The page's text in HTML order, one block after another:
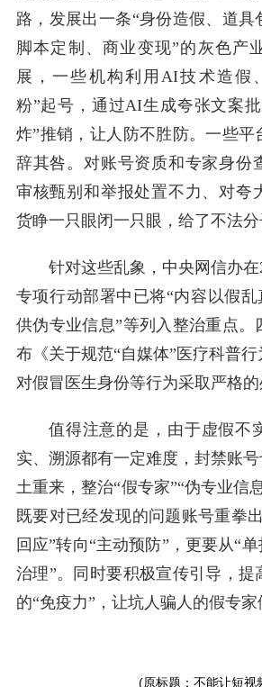
路，发展出一条“身份造假、道具
脚本定制、商业变现”的灰色产
展，一些机构利用AI技术造假
粉”起号，通过AI生成夸张文案
炸”推销，让人防不胜防。一些平
辞其咎。对账号资质和专家身份
审核甄别和举报处置不力、对夸
货睁一只眼闭一只眼，给了不法分
针对这些乱象，中央网信办在
专项行动部署中已将“内容以假乱
供伪专业信息”等列入整治重点。
布《关于规范“自媒体”医疗科普
对假冒医生身份等行为采取严格的
值得注意的是，由于虚假不
实、溯源都有一定难度，封禁账
土重来，整治“假专家”“伪专业信
既要对已经发现的问题账号重拳
回应”转向“主动预防”，更要从“
治理”。同时要积极宣传引导，提
的“免疫力”，让坑人骗人的假专家
(原标题：不能让短视